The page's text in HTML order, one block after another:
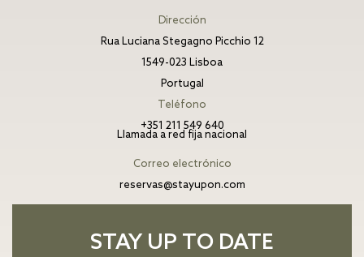
Dirección
Rua Luciana Stegagno Picchio 12
1549-023 Lisboa
Portugal
Teléfono
+351 211 549 640
Llamada a red fija nacional
Correo electrónico
reservas@stayupon.com
STAY UP TO DATE